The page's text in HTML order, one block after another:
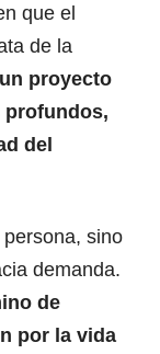
que el
de la
un proyecto
profundos,
del
sino
demanda.
de
por la vida